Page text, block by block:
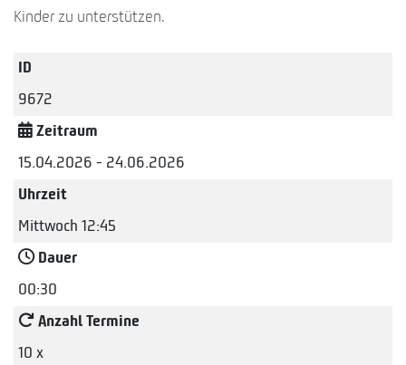
Kinder zu unterstützen.
ID
9672
Zeitraum
15.04.2026 - 24.06.2026
Uhrzeit
Mittwoch 12:45
Dauer
00:30
Anzahl Termine
10 x